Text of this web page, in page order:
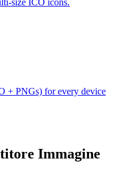
+ PNGs) for every device
Immagine